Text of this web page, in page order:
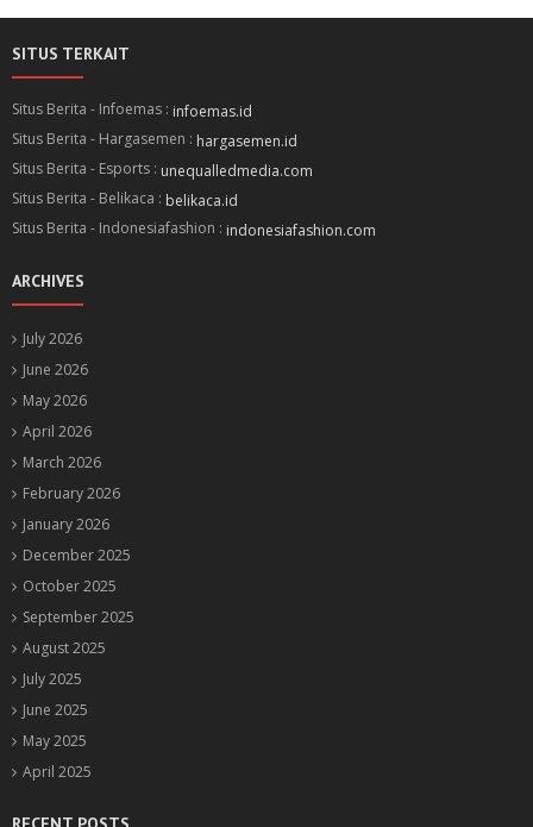
SITUS TERKAIT
Situs Berita - Infoemas : infoemas.id
Situs Berita - Hargasemen : hargasemen.id
Situs Berita - Esports : unequalledmedia.com
Situs Berita - Belikaca : belikaca.id
Situs Berita - Indonesiafashion : indonesiafashion.com
ARCHIVES
July 2026
June 2026
May 2026
April 2026
March 2026
February 2026
January 2026
December 2025
October 2025
September 2025
August 2025
July 2025
June 2025
May 2025
April 2025